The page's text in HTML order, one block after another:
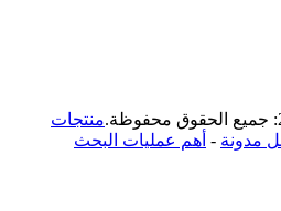
منتجات
مدونة - أهم عمليات البحث